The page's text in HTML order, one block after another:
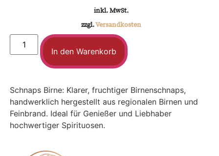
inkl. MwSt.
zzgl.Versandkosten
In den Warenkorb
Schnaps Birne: Klarer, fruchtiger Birnenschnaps,
handwerklich hergestellt aus regionalen Birnen und
Feinbrand. Ideal für Genießer und Liebhaber
hochwertiger Spirituosen.